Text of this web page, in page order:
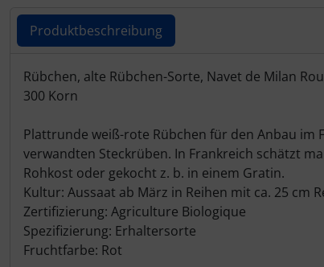
Produktbeschreibung
Produktbeschreibung
Rübchen, alte Rübchen-Sorte, Navet de Milan
300 Korn
Plattrunde weiß-rote Rübchen für den Anbau im
verwandten Steckrüben. In Frankreich schätzt
Rohkost oder gekocht z. b. in einem Gratin.
Kultur: Aussaat ab März in Reihen mit ca. 25 cm
Zertifizierung: Agriculture Biologique
Spezifizierung: Erhaltersorte
Fruchtfarbe: Rot